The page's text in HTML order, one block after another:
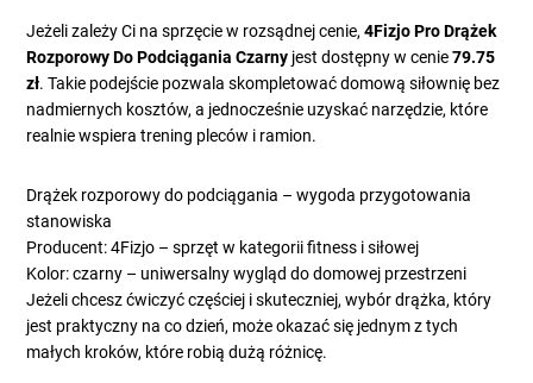
Jeżeli zależy Ci na sprzęcie w rozsądnej cenie,4Fizjo Pro Drążek
Rozporowy Do Podciągania Czarny jest dostępny w cenie79.75
zł. Takie podejście pozwala skompletować domową siłownię bez
nadmiernych kosztów, a jednocześnie uzyskać narzędzie, które
realnie wspiera trening pleców i ramion.
Drążek rozporowy do podciągania – wygoda przygotowania
stanowiska
Producent: 4Fizjo – sprzęt w kategorii fitness i siłowej
Kolor: czarny – uniwersalny wygląd do domowej przestrzeni
Jeżeli chcesz ćwiczyć częściej i skuteczniej, wybór drążka, który
jest praktyczny na co dzień, może okazać się jednym z tych
małych kroków, które robią dużą różnicę.